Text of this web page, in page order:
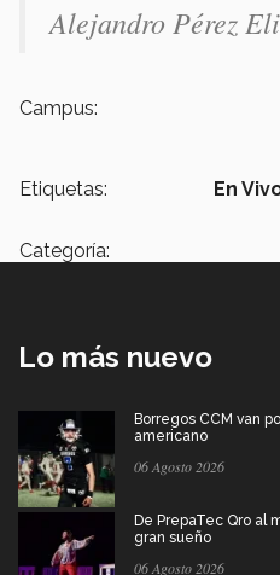
Alejandro Pérez
Campus:
Etiquetas: En
Categoría:
Lo más nuevo
Borregos CCM van
americano
06 Agosto 2026
De PrepaTec Qro al
gran sueño
06 Agosto 2026